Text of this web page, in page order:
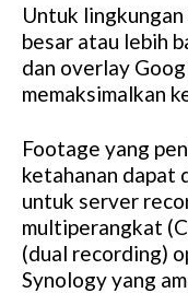
Untuk
besar atau lebih
dan overlay
memaksimalkan
Footage yang
ketahanan dapat
untuk server
multiperangkat
(dual recording)
Synology yang